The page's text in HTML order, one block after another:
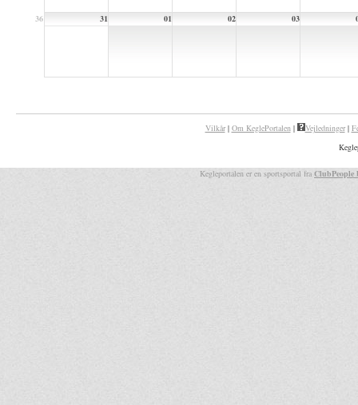
36 31 01 02 03
Vilkår| Om KeglePortalen| Vejledninger|
Kegleportalen er en sportsportal fra ClubPeople